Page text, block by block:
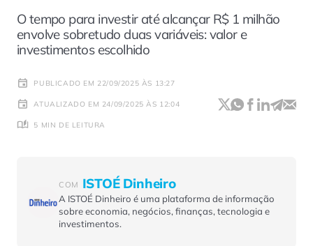
O tempo para investir até alcançar R$ 1 milhão
envolve sobretudo duas variáveis: valor e
investimentos escolhido
PUBLICADO EM 22/09/2025 ÀS 13:27
ATUALIZADO EM 24/09/2025 ÀS 12:04
5 MIN DE LEITURA
COM ISTOÉ Dinheiro
A ISTOÉ Dinheiro é uma plataforma de informação
sobre economia, negócios, finanças, tecnologia e
investimentos.